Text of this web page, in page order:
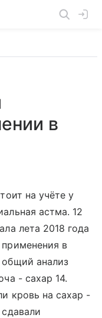
в
на учёте у
астма. 12
лета 2018 года
в
анализ
- сахар 14.
кровь на сахар -